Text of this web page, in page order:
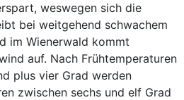
weswegen sich die
bei weitgehend schwachem
im Wienerwald kommt
auf. Nach Frühtemperaturen
plus vier Grad werden
zwischen sechs und elf Grad